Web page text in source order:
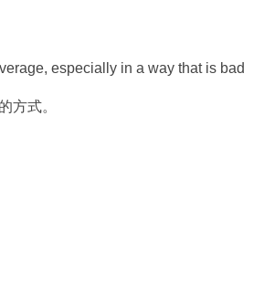
especially in a way that is bad
方式。